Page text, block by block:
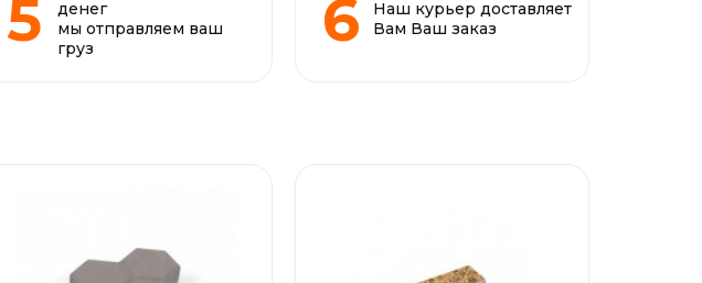
денег
мы отправляем ваш
груз
Наш курьер доставляет
Вам Ваш заказ